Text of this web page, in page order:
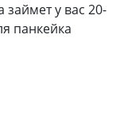
у вас 20-
панкейка